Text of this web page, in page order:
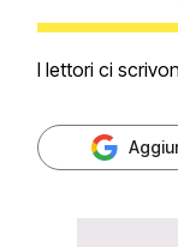
I lettori ci